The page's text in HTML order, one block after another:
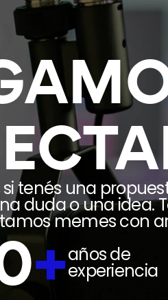
si tenés una
duda o una idea.
memes con
+años de
experiencia